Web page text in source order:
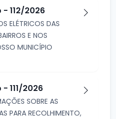
112/2026
ELÉTRICOS DAS
E NOS
MUNICÍPIO
111/2026
SOBRE AS
PARA RECOLHIMENTO,